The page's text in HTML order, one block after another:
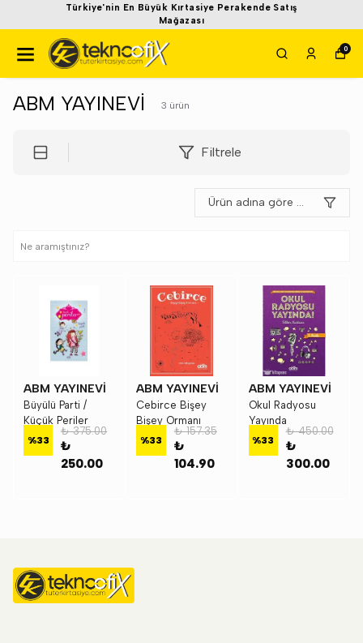
Türkiye'nin En Büyük Kırtasiye Perakende Satış
Mağazası
0
ABM YAYINEVİ 3 ürün
Filtrele
Ürün adına göre A-Z
ABM YAYINEVİ
Büyülü Parti /
Küçük Periler
%33
₺ 375.00
₺
250.00
ABM YAYINEVİ
Cebirce Bişey
Bişey Ormanı
%33
₺ 157.35
₺
104.90
ABM YAYINEVİ
Okul Radyosu
Yayında
%33
₺ 450.00
₺
300.00